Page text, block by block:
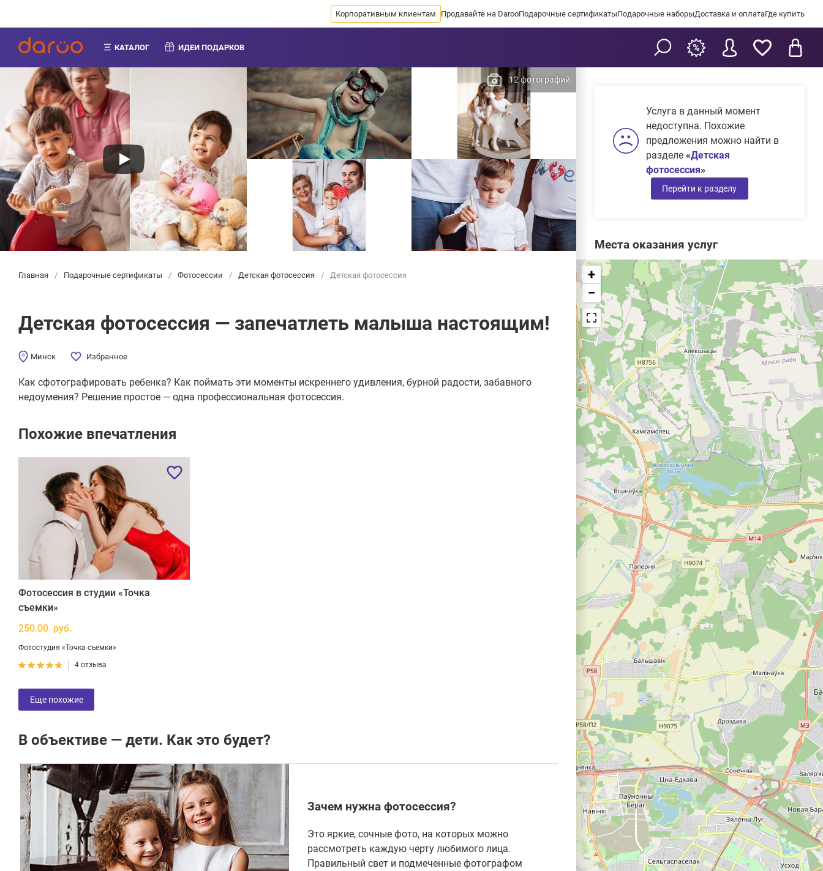
Корпоративным клиентам Продавайте на DarooПодарочные сертификатыПодарочные наборыДоставка и оплатаГде купить
КАТАЛОГ ИДЕИ ПОДАРКОВ
Главная / Подарочные сертификаты / Фотосессии / Детская фотосессия / Детская фотосессия
Детская фотосессия — запечатлеть малыша настоящим!
Минск Избранное
Как сфотографировать ребенка? Как поймать эти моменты искреннего удивления, бурной радости, забавного
недоумения? Решение простое — одна профессиональная фотосессия.
Похожие впечатления
Фотосессия в студии «Точка
съемки»
250.00 руб.
Фотостудия «Точка съемки»
4 отзыва
Еще похожие
В объективе — дети. Как это будет?
Зачем нужна фотосессия?
Это яркие, сочные фото, на которых можно
рассмотреть каждую черту любимого лица.
Правильный свет и подмеченные фотографом
Услуга в данный момент
недоступна. Похожие
предложения можно найти в
разделе «Детская
фотосессия»
Перейти к разделу
Места оказания услуг
+
−